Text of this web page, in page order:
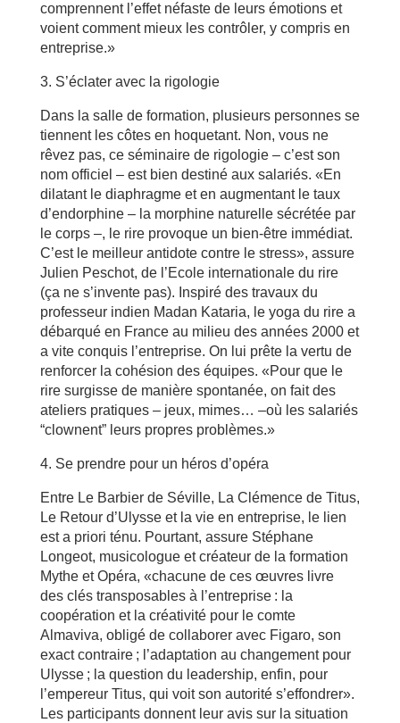
comprennent l’effet néfaste de leurs émotions et
voient comment mieux les contrôler, y compris en
entreprise.»
3. S’éclater avec la rigologie
Dans la salle de formation, plusieurs personnes se
tiennent les côtes en hoquetant. Non, vous ne
rêvez pas, ce séminaire de rigologie – c’est son
nom officiel – est bien destiné aux salariés. «En
dilatant le diaphragme et en augmentant le taux
d’endorphine – la morphine naturelle sécrétée par
le corps –, le rire provoque un bien-être immédiat.
C’est le meilleur antidote contre le stress», assure
Julien Peschot, de l’Ecole internationale du rire
(ça ne s’invente pas). Ins­piré des travaux du
professeur indien Madan Kataria, le yoga du rire a
débarqué en France au milieu des années 2000 et
a vite conquis l’entreprise. On lui prête la vertu de
renforcer la cohésion des équipes. «Pour que le
rire surgisse de manière spontanée, on fait des
ateliers pratiques – jeux, mimes… –où les salariés
“clownent” leurs propres problèmes.»
4. Se prendre pour un héros d’opéra
Entre Le Barbier de Séville, La Clémence de Titus,
Le Retour d’Ulysse et la vie en entreprise, le lien
est a priori ténu. Pourtant, assure Stéphane
Longeot, musicologue et créateur de la formation
Mythe et Opéra, «chacune de ces œuvres livre
des clés transposables à l’entreprise : la
coopération et la créativité pour le comte
Almaviva, obligé de collaborer avec Figaro, son
exact contraire ; l’adaptation au changement pour
Ulysse ; la question du leadership, enfin, pour
l’empereur Titus, qui voit son autorité s’effondrer».
Les participants donnent leur avis sur la situation